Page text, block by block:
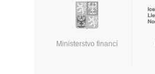
Ministerstvo financí